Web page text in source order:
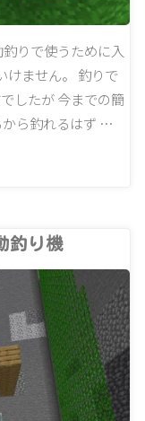
りで使うために入
けません。 釣りで
したが 今までの簡
から釣れるはず …
釣り機